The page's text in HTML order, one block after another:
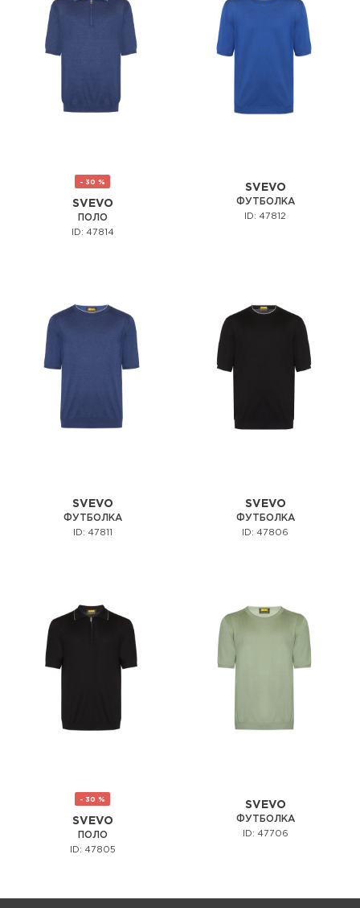
- 30 %
SVEVO
ПОЛО
ID: 47814
SVEVO
ФУТБОЛКА
ID: 47812
SVEVO
ФУТБОЛКА
ID: 47811
SVEVO
ФУТБОЛКА
ID: 47806
- 30 %
SVEVO
ПОЛО
ID: 47805
SVEVO
ФУТБОЛКА
ID: 47706